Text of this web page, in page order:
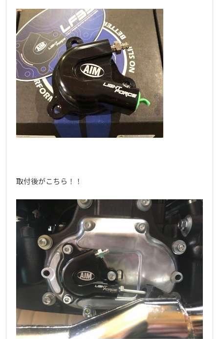
取付後がこちら！！